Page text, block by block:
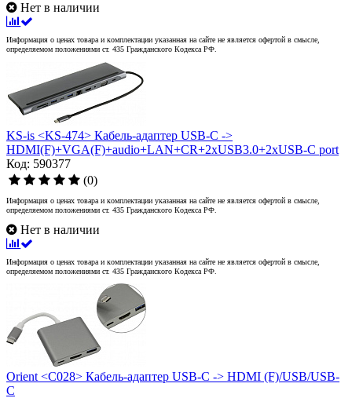
Нет в наличии
Информация о ценах товара и комплектации указанная на сайте не является офертой в смысле,
определяемом положениями ст. 435 Гражданского Кодекса РФ.
KS-is <KS-474> Кабель-адаптер USB-C ->
HDMI(F)+VGA(F)+audio+LAN+CR+2xUSB3.0+2xUSB-C port
Код: 590377
(0)
Информация о ценах товара и комплектации указанная на сайте не является офертой в смысле,
определяемом положениями ст. 435 Гражданского Кодекса РФ.
Нет в наличии
Информация о ценах товара и комплектации указанная на сайте не является офертой в смысле,
определяемом положениями ст. 435 Гражданского Кодекса РФ.
Orient <C028> Кабель-адаптер USB-C -> HDMI (F)/USB/USB-
C